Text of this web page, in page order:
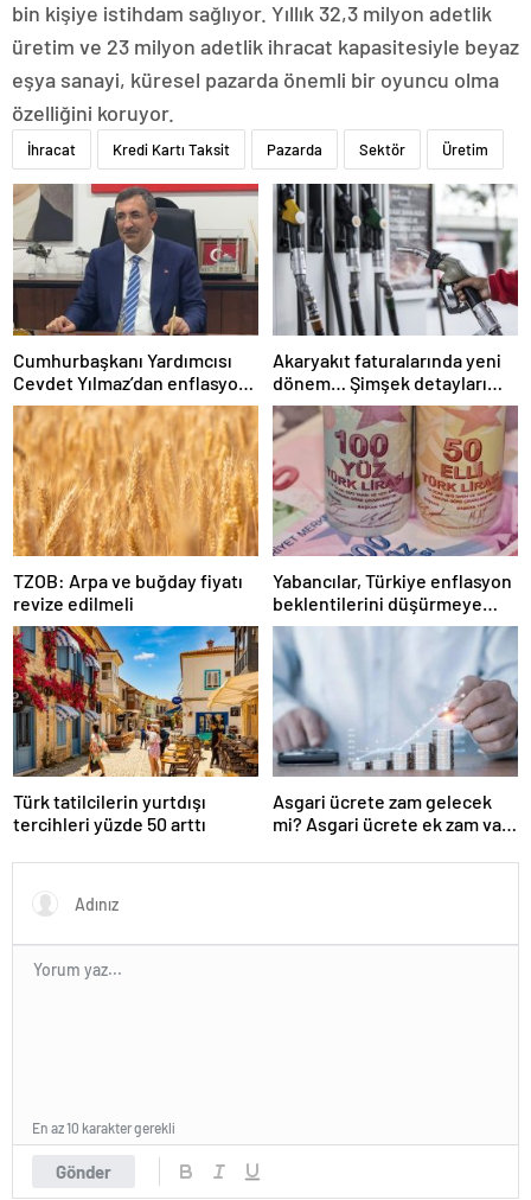
bin kişiye istihdam sağlıyor. Yıllık 32,3 milyon adetlik
üretim ve 23 milyon adetlik ihracat kapasitesiyle beyaz
eşya sanayi, küresel pazarda önemli bir oyuncu olma
özelliğini koruyor.
İhracat Kredi Kartı Taksit Pazarda Sektör Üretim
Cumhurbaşkanı Yardımcısı
Cevdet Yılmaz’dan enflasyon
açıklaması
Akaryakıt faturalarında yeni
dönem… Şimşek detayları
paylaştı
TZOB: Arpa ve buğday fiyatı
revize edilmeli
Yabancılar, Türkiye enflasyon
beklentilerini düşürmeye
başladı
Türk tatilcilerin yurtdışı
tercihleri yüzde 50 arttı
Asgari ücrete zam gelecek
mi? Asgari ücrete ek zam var
Gönder
En az 10 karakter gerekli